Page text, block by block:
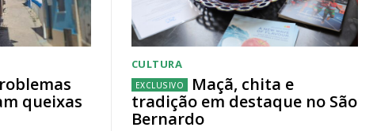
queixas
CULTURA
Maçã, chita e
tradição em destaque no São
Bernardo